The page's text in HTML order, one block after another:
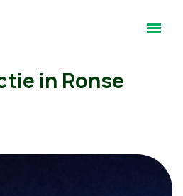
in Ronse